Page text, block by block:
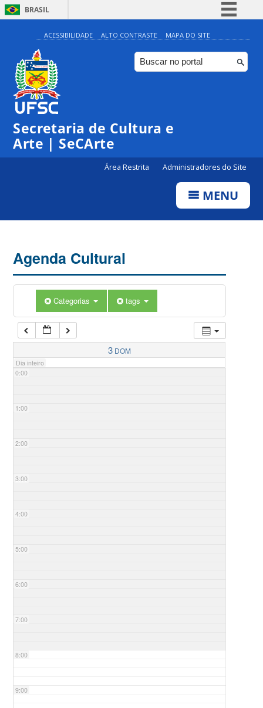
BRASIL
Simplifique!
Comunica BR
Participe
ACESSIBILIDADE ALTO CONTRASTE MAPA DO SITE
Secretaria de Cultura e
Arte | SeCArte
Área Restrita Administradores do Site
MENU
Agenda Cultural
Categorias tags
3 DOM
Dia inteiro
0:00
1:00
2:00
3:00
4:00
5:00
6:00
7:00
8:00
9:00